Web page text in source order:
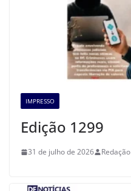
IMPRESSO
Edição 1299
31 de julho de 2026 Redação